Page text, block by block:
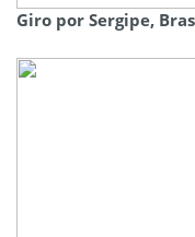
Giro por Sergipe,